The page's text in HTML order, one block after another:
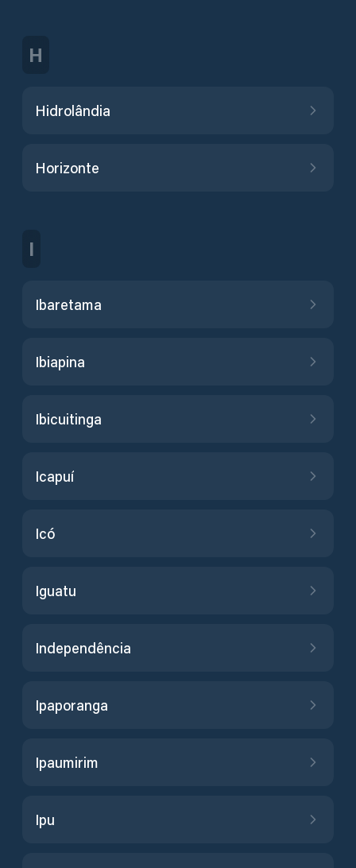
H
Hidrolândia
Horizonte
I
Ibaretama
Ibiapina
Ibicuitinga
Icapuí
Icó
Iguatu
Independência
Ipaporanga
Ipaumirim
Ipu